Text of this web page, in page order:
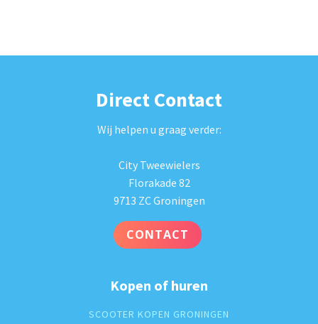
Direct Contact
Wij helpen u graag verder:
City Tweewielers
Florakade 82
9713 ZC Groningen
CONTACT
Kopen of huren
SCOOTER KOPEN GRONINGEN